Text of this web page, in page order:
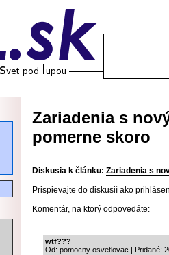
Zariadenia s
pomerne skoro
Diskusia k článku: Zariadenia s
Prispievajte do diskusií ako
Komentár, na ktorý odpovedáte:
wtf???
Od: pomocny osvetlovac | Pridané: